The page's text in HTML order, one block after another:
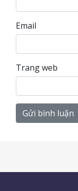
Email
Trang web